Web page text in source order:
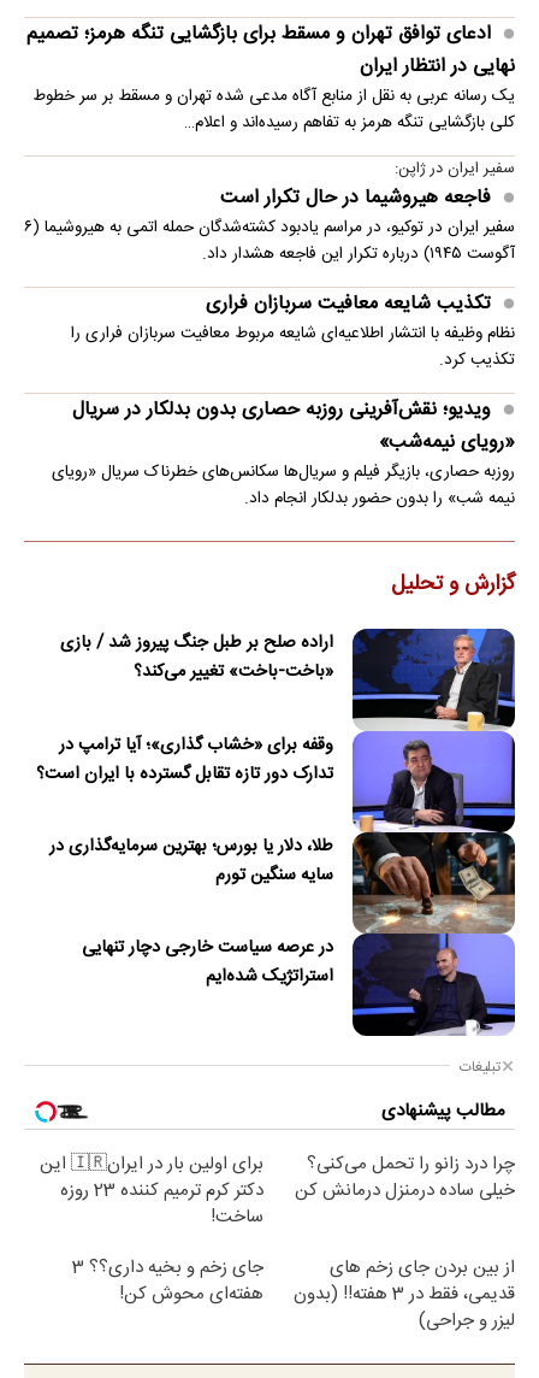
ادعای توافق تهران و مسقط برای بازگشایی تنگه هرمز؛ تصمیم
نهایی در انتظار ایران
یک رسانه عربی به نقل از منابع آگاه مدعی شده تهران و مسقط بر سر خطوط
کلی بازگشایی تنگه هرمز به تفاهم رسیده‌اند و اعلام…
سفیر ایران در ژاپن:
فاجعه هیروشیما در حال تکرار است
سفیر ایران در توکیو، در مراسم یادبود کشته‌شدگان حمله اتمی به هیروشیما (۶
آگوست ۱۹۴۵) درباره تکرار این فاجعه هشدار داد.
تکذیب شایعه معافیت سربازان فراری
نظام وظیفه با انتشار اطلاعیه‌ای شایعه مربوط معافیت سربازان فراری را
تکذیب کرد.
ویدیو؛ نقش‌آفرینی روزبه حصاری بدون بدلکار در سریال
«رویای نیمه‌شب»
روزبه حصاری، بازیگر فیلم و سریال‌ها سکانس‌های خطرناک سریال «رویای
نیمه شب» را بدون حضور بدلکار انجام داد.
گزارش و تحلیل
اراده صلح بر طبل جنگ پیروز شد / بازی
«باخت-باخت» تغییر می‌کند؟
وقفه برای «خشاب گذاری»؛ آیا ترامپ در
تدارک دور تازه تقابل گسترده با ایران است؟
طلا، دلار یا بورس؛ بهترین سرمایه‌گذاری در
سایه سنگین تورم
در عرصه سیاست خارجی دچار تنهایی
استراتژیک شده‌ایم
تبلیغات
مطالب پیشنهادی
چرا درد زانو را تحمل می‌کنی؟
خیلی ساده درمنزل درمانش کن
برای اولین بار در ایران🇮🇷 این
دکتر کرم ترمیم کننده 23 روزه
ساخت!
از بین بردن جای زخم های
قدیمی، فقط در 3 هفته!! (بدون
لیزر و جراحی)
جای زخم و بخیه داری؟؟ 3
هفته‌ای محوش کن!